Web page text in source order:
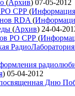
(Архив) 07-05-2012
РО СРР (Информация
RDA (
(Архив) 24-04-
РО СРР (
РадиоЛаборатория
) 05-04-2012
Дню